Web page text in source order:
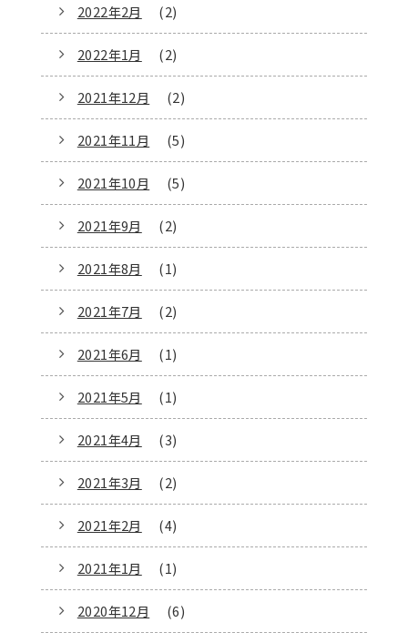
2022年2月 (2)
2022年1月 (2)
2021年12月 (2)
2021年11月 (5)
2021年10月 (5)
2021年9月 (2)
2021年8月 (1)
2021年7月 (2)
2021年6月 (1)
2021年5月 (1)
2021年4月 (3)
2021年3月 (2)
2021年2月 (4)
2021年1月 (1)
2020年12月 (6)